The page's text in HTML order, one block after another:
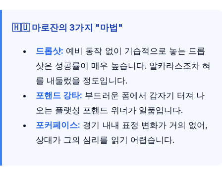
🇭🇺 마로잔의 3가지 "마법"
드롭샷: 예비 동작 없이 기습적으로 놓는 드롭
샷은 성공률이 매우 높습니다. 알카라스조차 혀
를 내둘렀을 정도입니다.
포핸드 강타: 부드러운 폼에서 갑자기 터져 나
오는 플랫성 포핸드 위너가 일품입니다.
포커페이스: 경기 내내 표정 변화가 거의 없어,
상대가 그의 심리를 읽기 어렵습니다.